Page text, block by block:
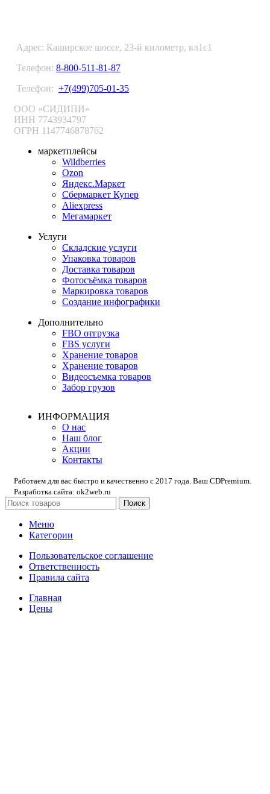
Адрес: Каширское шоссе, 23-й километр, вл1с1
Телефон: 8-800-511-81-87
Телефон: +7(499)705-01-35
ООО «СИДИПИ»
ИНН 7743934797
ОГРН 1147746878762
маркетплейсы
Wildberries
Ozon
Яндекс.Маркет
Сбермаркет Купер
Aliexpress
Мегамаркет
Услуги
Складские услуги
Упаковка товаров
Доставка товаров
Фотосъёмка товаров
Маркировка товаров
Создание инфографики
Дополнительно
FBO отгрузка
FBS услуги
Хранение товаров
Хранение товаров
Видеосъемка товаров
Забор грузов
ИНФОРМАЦИЯ
О нас
Наш блог
Акции
Контакты
Работаем для вас быстро и качественно с 2017 года. Ваш CDPremium.
Разработка сайта: ok2web.ru
Поиск
Меню
Категории
Пользовательское соглашение
Ответственность
Правила сайта
Главная
Цены